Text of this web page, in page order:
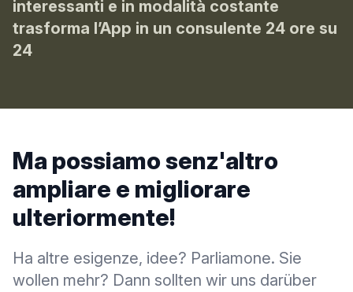
interessanti e in modalità costante
trasforma l’App in un consulente 24 ore su
24
Ma possiamo senz'altro
ampliare e migliorare
ulteriormente!
Ha altre esigenze, idee? Parliamone. Sie
wollen mehr? Dann sollten wir uns darüber